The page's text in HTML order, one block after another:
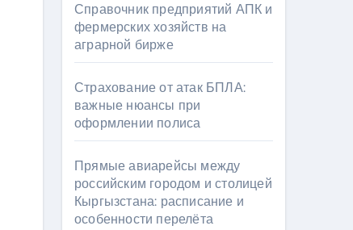
Справочник предприятий АПК и
фермерских хозяйств на
аграрной бирже
Страхование от атак БПЛА:
важные нюансы при
оформлении полиса
Прямые авиарейсы между
российским городом и столицей
Кыргызстана: расписание и
особенности перелёта